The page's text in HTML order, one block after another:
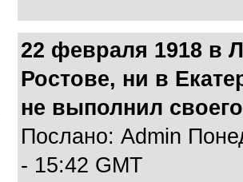
22 февраля 1918 в
Ростове, ни в
не выполнил
Послано: Admin
- 15:42 GMT